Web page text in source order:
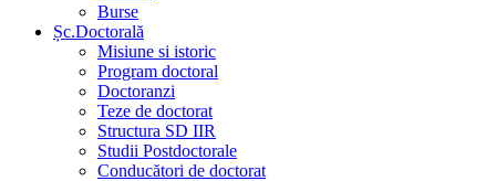
Burse
Șc.Doctorală
Misiune si istoric
Program doctoral
Doctoranzi
Teze de doctorat
Structura SD IIR
Studii Postdoctorale
Conducători de doctorat